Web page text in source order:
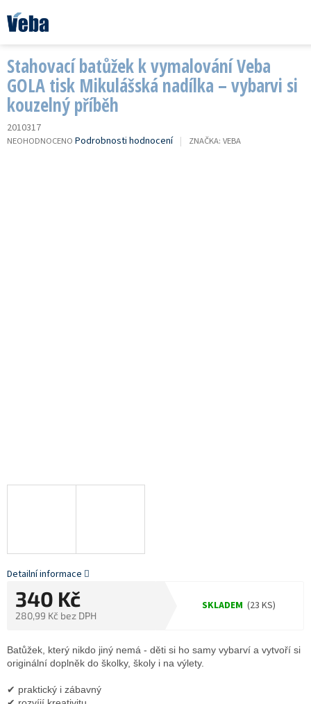
na
obsah
Stahovací batůžek k vymalování Veba
GOLA tisk Mikulášská nadílka – vybarvi si
kouzelný příběh
2010317
PRŮMĚRNÉ
NEOHODNOCENO Podrobnosti hodnocení ZNAČKA: VEBA
340 Kč
280,99 Kč bez DPH
cena:
SKLADEM (23 KS)
Batůžek, který nikdo jiný nemá - děti si ho samy vybarví a vytvoří si
originální doplněk do školky, školy i na výlety.
✔ praktický i zábavný
Detailní informace